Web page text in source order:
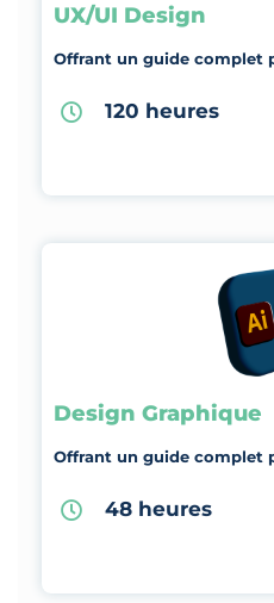
UX/UI Design
Offrant un guide complet
120 heures
Design Graphique
Offrant un guide complet
48 heures